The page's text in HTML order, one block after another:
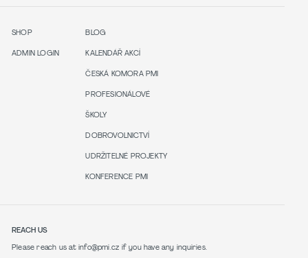
SHOP
ADMIN LOGIN
BLOG
KALENDÁŘ AKCÍ
ČESKÁ KOMORA PMI
PROFESIONÁLOVÉ
ŠKOLY
DOBROVOLNICTVÍ
UDRŽITELNÉ PROJEKTY
KONFERENCE PMI
REACH US
Please reach us at info@pmi.cz if you have any inquiries.